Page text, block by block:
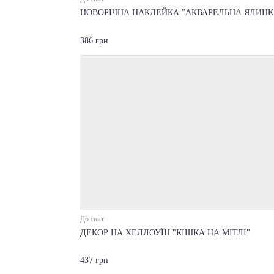
НОВОРІЧНА НАКЛЕЙКА "АКВАРЕЛЬНА
386 грн
До свят
ДЕКОР НА ХЕЛЛОУЇН "КІШКА НА МІТЛІ"
437 грн